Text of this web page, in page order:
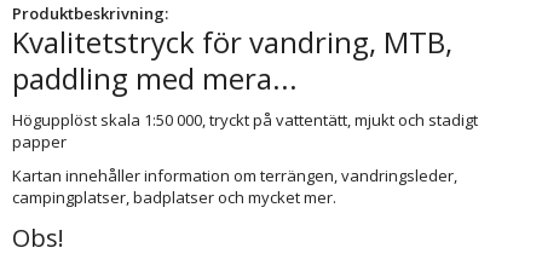
Produktbeskrivning:
Kvalitetstryck för vandring, MTB,
paddling med mera...
Högupplöst skala 1:50 000, tryckt på vattentätt, mjukt och stadigt
papper
Kartan innehåller information om terrängen, vandringsleder,
campingplatser, badplatser och mycket mer.
Obs!